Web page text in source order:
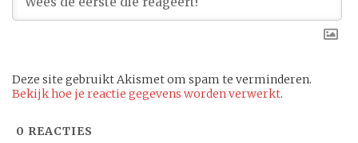
Deze site gebruikt Akismet om spam te verminderen.
Bekijk hoe je reactie gegevens worden verwerkt.
0 REACTIES